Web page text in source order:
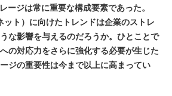
ージは常に重要な構成要素であった。
ト）に向けたトレンドは企業のストレ
な影響を与えるのだろうか。ひとことで
の対応力をさらに強化する必要が生じた
ジの重要性は今まで以上に高まってい